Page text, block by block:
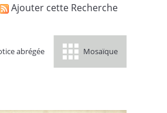
Ajouter cette Recherche
abrégée Mosaïque